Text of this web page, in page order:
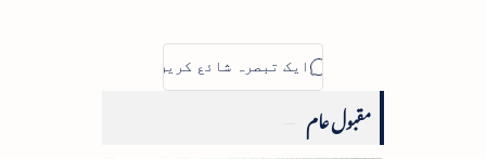
مقبول عام